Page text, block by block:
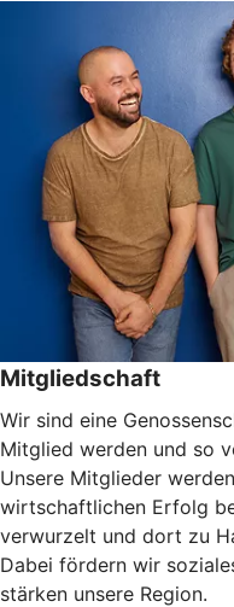
Mitgliedschaft
Wir sind eine
Mitglied werden und so
Unsere Mitglieder
wirtschaftlichen Erfolg
verwurzelt und dort zu
Dabei fördern wir
stärken unsere Region.